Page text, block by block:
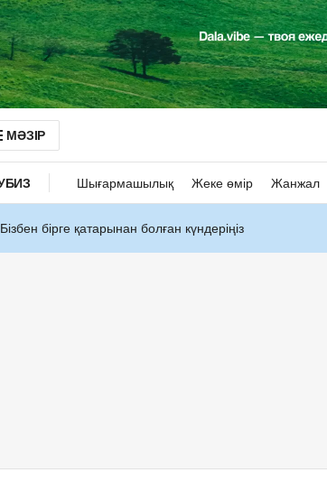
МӘЗІР
Шығармашылық Жеке өмір Жанжал
Бізбен бірге қатарынан болған күндеріңіз